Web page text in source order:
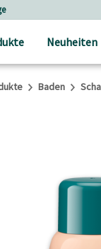
30 € Bestellwert
Neuheiten
Baden